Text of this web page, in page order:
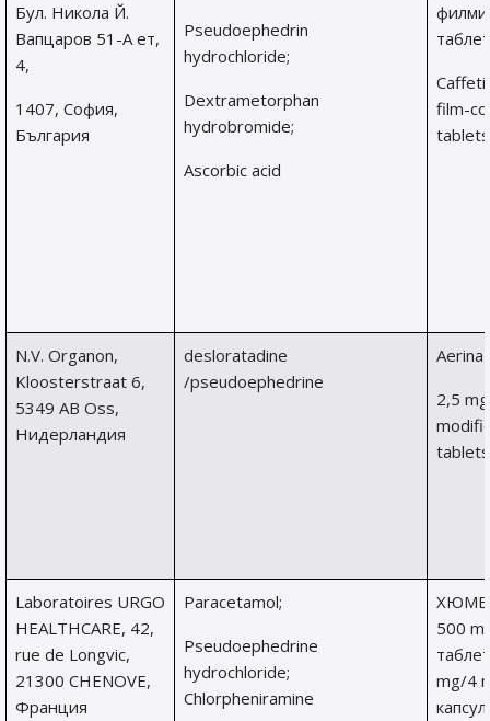
Бул. Никола Й.
Вапцаров 51-А ет,
4,
1407, София,
България
Pseudoephedrin
hydrochloride;
Dextrametorphan
hydrobromide;
Ascorbic acid
film-
tablets
N.V. Organon,
Kloosterstraat 6,
5349 AB Oss,
Нидерландия
desloratadine
/pseudoephedrine
2,5
tablets
Laboratoires URGO
HEALTHCARE, 42,
rue de Longvic,
21300 CHENOVE,
Франция
Paracetamol;
Pseudoephedrine
hydrochloride;
Chlorpheniramine
500
mg/4